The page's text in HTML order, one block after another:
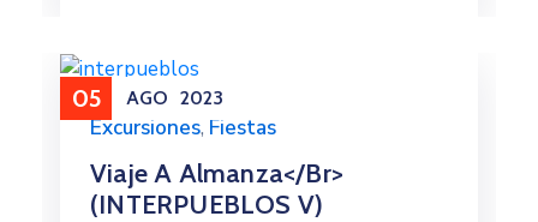
05 AGO 2023
Excursiones, Fiestas
Viaje A Almanza</br>
(INTERPUEBLOS V)